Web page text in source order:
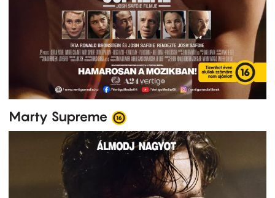
Marty Supreme